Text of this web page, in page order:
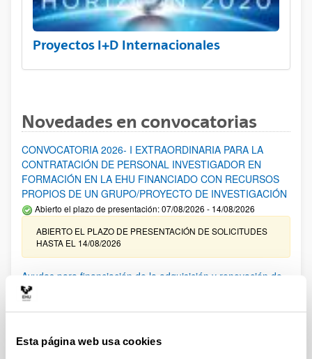
Esta página web usa cookies
Proyectos I+D Internacionales
Novedades en convocatorias
CONVOCATORIA 2026- I EXTRAORDINARIA PARA LA
CONTRATACIÓN DE PERSONAL INVESTIGADOR EN
FORMACIÓN EN LA EHU FINANCIADO CON RECURSOS
PROPIOS DE UN GRUPO/PROYECTO DE INVESTIGACIÓN
Abierto el plazo de presentación: 07/08/2026 - 14/08/2026
ABIERTO EL PLAZO DE PRESENTACIÓN DE SOLICITUDES
HASTA EL 14/08/2026
Ayudas para financiación de la adquisición y renovación de
infraestructura científica y fondos bibliográficos en la
UPV/EHU 2026
25/03/2026: Corrección de errores del listado provisional de